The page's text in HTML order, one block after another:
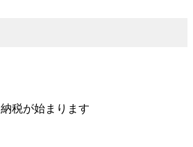
税が始まります